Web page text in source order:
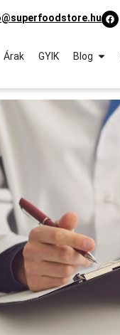
Árak GYIK Blog